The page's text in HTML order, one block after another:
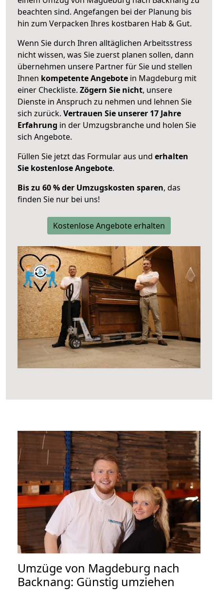
beachten sind. Angefangen bei der Planung bis
hin zum Verpacken Ihres kostbaren Hab & Gut.
Wenn Sie durch Ihren alltäglichen Arbeitsstress
nicht wissen, was Sie zuerst planen sollen, dann
übernehmen unsere Partner für Sie und stellen
Ihnen kompetente Angebote in Magdeburg mit
einer Checkliste. Zögern Sie nicht, unsere
Dienste in Anspruch zu nehmen und lehnen Sie
sich zurück. Vertrauen Sie unserer 17 Jahre
Erfahrung in der Umzugsbranche und holen Sie
sich Angebote.
Füllen Sie jetzt das Formular aus und erhalten
Sie kostenlose Angebote.
Bis zu 60 % der Umzugskosten sparen, das
finden Sie nur bei uns!
Kostenlose Angebote erhalten
Umzüge von Magdeburg nach
Backnang: Günstig umziehen